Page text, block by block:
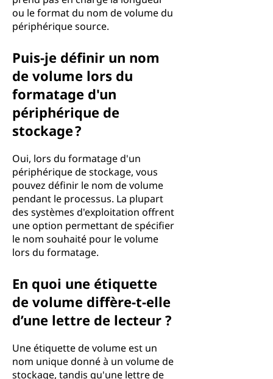
ou le format du nom de volume du
périphérique source.
Puis-je définir un nom
de volume lors du
formatage d'un
périphérique de
stockage ?
Oui, lors du formatage d'un
périphérique de stockage, vous
pouvez définir le nom de volume
pendant le processus. La plupart
des systèmes d'exploitation offrent
une option permettant de spécifier
le nom souhaité pour le volume
lors du formatage.
En quoi une étiquette
de volume diffère-t-elle
d’une lettre de lecteur ?
Une étiquette de volume est un
nom unique donné à un volume de
stockage, tandis qu'une lettre de